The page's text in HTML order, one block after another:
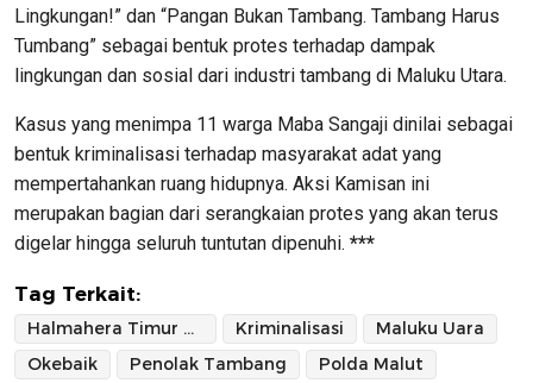
Lingkungan!” dan “Pangan Bukan Tambang. Tambang Harus
Tumbang” sebagai bentuk protes terhadap dampak
lingkungan dan sosial dari industri tambang di Maluku Utara.
Kasus yang menimpa 11 warga Maba Sangaji dinilai sebagai
bentuk kriminalisasi terhadap masyarakat adat yang
mempertahankan ruang hidupnya. Aksi Kamisan ini
merupakan bagian dari serangkaian protes yang akan terus
digelar hingga seluruh tuntutan dipenuhi. ***
Tag Terkait:
Halmahera Timur Maba Sangaji Kriminalisasi
Maluku Uara
Okebaik
Penolak Tambang
Polda Malut